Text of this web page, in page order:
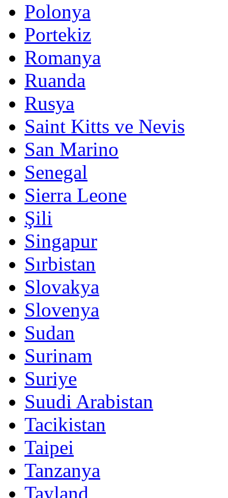
Polonya
Portekiz
Romanya
Ruanda
Rusya
Saint Kitts ve Nevis
San Marino
Senegal
Sierra Leone
Şili
Singapur
Sırbistan
Slovakya
Slovenya
Sudan
Surinam
Suriye
Suudi Arabistan
Tacikistan
Taipei
Tanzanya
Tayland